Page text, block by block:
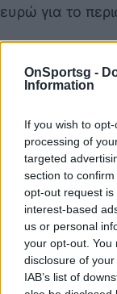
OnSportsg -
Information
If you wish to
processing of
targeted
section to
opt-out request
interest-based
us or personal
your opt-out. You
disclosure of
IAB’s list of
ευρώ για το
Ίντερ
COMMENTS